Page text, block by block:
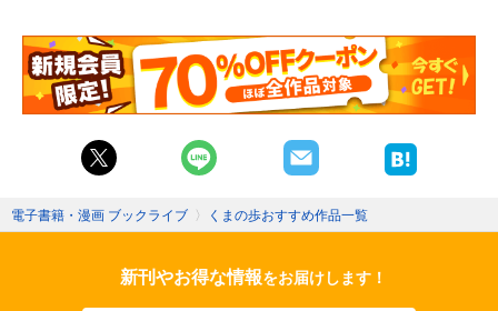
電子書籍・漫画 ブックライブ 〉 くまの歩おすすめ作品一覧
新刊やお得な情報をお届けします！